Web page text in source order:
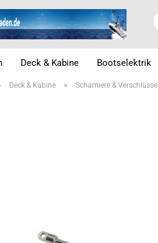
Deck & Kabine Bootselektrik
Deck & Kabine » Scharniere & Verschlüsse